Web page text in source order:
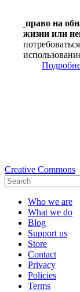
право на
жизни или
Creative Commons
Who we are
What we do
Blog
Support us
Store
Contact
Privacy
Policies
Terms